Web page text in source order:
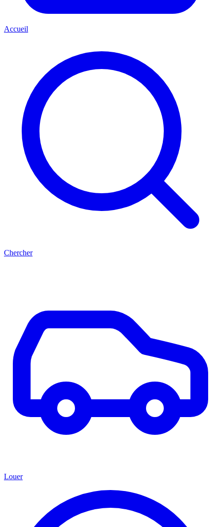
Accueil
Chercher
Louer